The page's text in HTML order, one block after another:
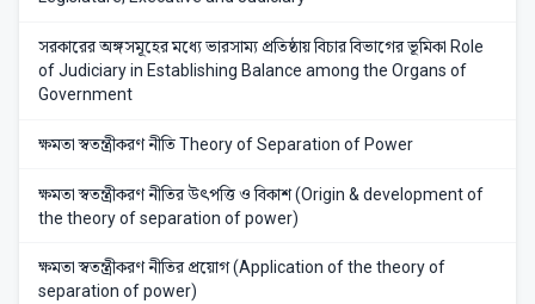
সরকারের অঙ্গসমূহের মধ্যে ভারসাম্য প্রতিষ্ঠায় বিচার বিভাগের ভূমিকা Role
of Judiciary in Establishing Balance among the Organs of
Government
ক্ষমতা স্বতন্ত্রীকরণ নীতি Theory of Separation of Power
ক্ষমতা স্বতন্ত্রীকরণ নীতির উৎপত্তি ও বিকাশ (Origin & development of
the theory of separation of power)
ক্ষমতা স্বতন্ত্রীকরণ নীতির প্রয়োগ (Application of the theory of
separation of power)